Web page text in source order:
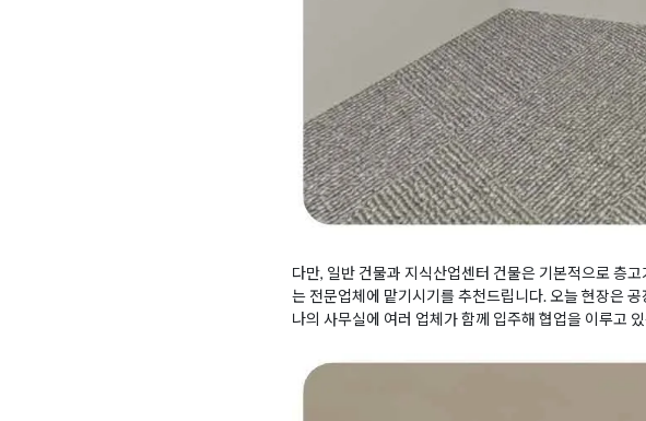
다만, 일반 건물과 지식산업센터 건물은 기본적으로 층
는 전문업체에 맡기시기를 추천드립니다. 오늘 현장은
나의 사무실에 여러 업체가 함께 입주해 협업을 이루고